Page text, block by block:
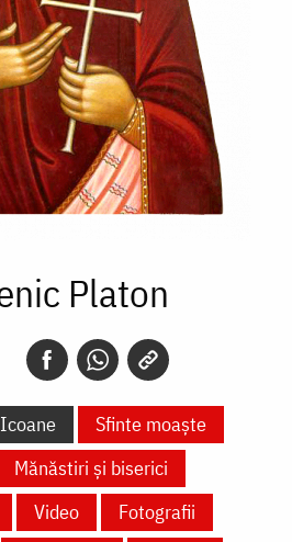
Platon
Icoane
Sfinte moaște
Mănăstiri și biserici
Video
Fotografii